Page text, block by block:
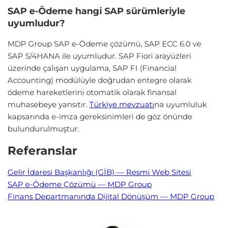
SAP e-Ödeme hangi SAP sürümleriyle
uyumludur?
MDP Group SAP e-Ödeme çözümü, SAP ECC 6.0 ve
SAP S/4HANA ile uyumludur. SAP Fiori arayüzleri
üzerinde çalışan uygulama, SAP FI (Financial
Accounting) modülüyle doğrudan entegre olarak
ödeme hareketlerini otomatik olarak finansal
muhasebeye yansıtır. Türkiye mevzuatına uyumluluk
kapsarında e-imza gereksinimleri de göz önünde
bulundurulmuştur.
Referanslar
Gelir İdaresi Başkanlığı (GİB) — Resmi Web Sitesi
SAP e-Ödeme Çözümü — MDP Group
Finans Departmanında Dijital Dönüşüm — MDP Group